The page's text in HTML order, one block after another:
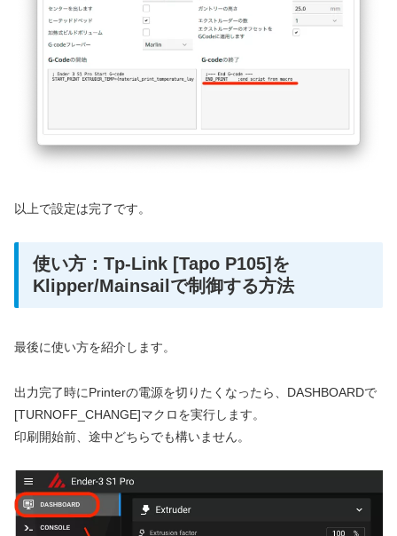
以上で設定は完了です。
使い方：Tp-Link [Tapo P105]を
Klipper/Mainsailで制御する方法
最後に使い方を紹介します。
出力完了時にPrinterの電源を切りたくなったら、DASHBOARDで
[TURNOFF_CHANGE]マクロを実行します。
印刷開始前、途中どちらでも構いません。